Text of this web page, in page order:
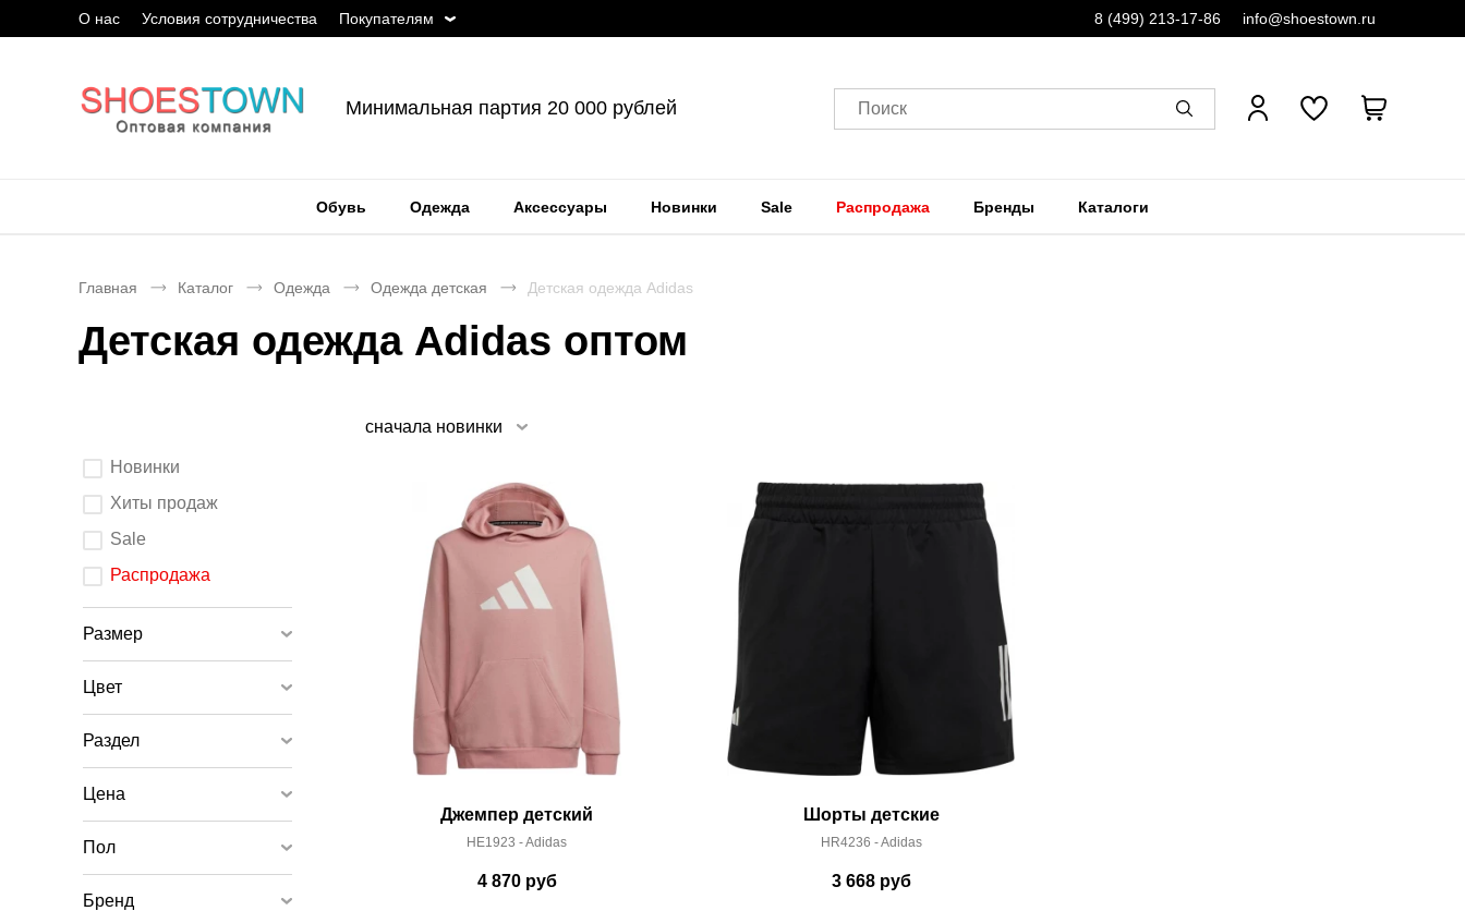
О нас Условия сотрудничества Покупателям 8 (499) 213-17-86 info@shoestown.ru
Минимальная партия 20 000 рублей Поиск
Обувь Одежда Аксессуары Новинки Sale Распродажа Бренды Каталоги
Главная Каталог Одежда Одежда детская Детская одежда Adidas
Детская одежда Adidas оптом
Выберите
параметры
После
изменения
элемента
ввода
обновится.
Новинки
Хиты продаж
Sale
Распродажа
Размер
Цвет
Раздел
Цена
Пол
Бренд
сначала новинки
Джемпер детский
HE1923 - Adidas
4 870руб
Шорты детские
HR4236 - Adidas
3 668руб